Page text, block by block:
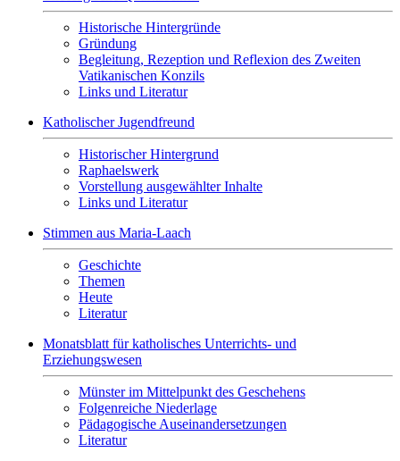
Historische Hintergründe
Gründung
Begleitung, Rezeption und Reflexion des Zweiten
Vatikanischen Konzils
Links und Literatur
Katholischer Jugendfreund
Historischer Hintergrund
Raphaelswerk
Vorstellung ausgewählter Inhalte
Links und Literatur
Stimmen aus Maria-Laach
Geschichte
Themen
Heute
Literatur
Monatsblatt für katholisches Unterrichts- und
Erziehungswesen
Münster im Mittelpunkt des Geschehens
Folgenreiche Niederlage
Pädagogische Auseinandersetzungen
Literatur